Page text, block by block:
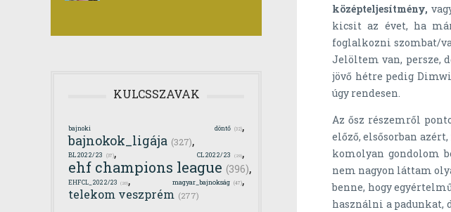
középteljesítmény,
kicsit az évet, ha
foglalkozni szombat/
Jelöltem van, persze,
jövő hétre pedig
úgy rendesen.
Az ősz részemről
előző, elsősorban
komolyan gondolom
nem nagyon láttam
benne, hogy
használni a padunkat,
KULCSSZAVAK
bajnoki döntő (32),
bajnokok_ligája (327),
BL2022/23 (37), CL2022/23 (29),
ehf champions league (396),
EHFCL_2022/23 (20), magyar_bajnokság (47),
telekom veszprém (277)